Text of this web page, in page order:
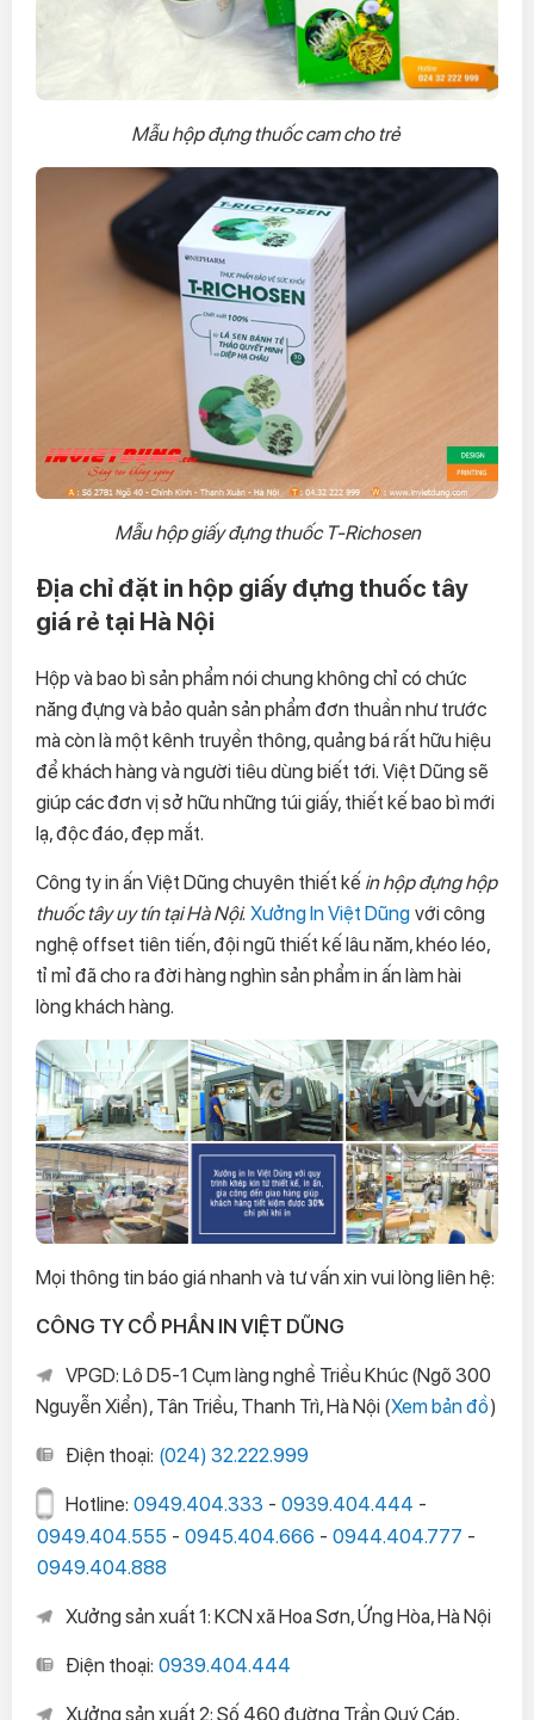
Mẫu hộp đựng thuốc cam cho trẻ
Mẫu hộp giấy đựng thuốc T-Richosen
Địa chỉ đặt in hộp giấy đựng thuốc tây
giá rẻ tại Hà Nội
Hộp và bao bì sản phẩm nói chung không chỉ có chức
năng đựng và bảo quản sản phẩm đơn thuần như trước
mà còn là một kênh truyền thông, quảng bá rất hữu hiệu
để khách hàng và người tiêu dùng biết tới. Việt Dũng sẽ
giúp các đơn vị sở hữu những túi giấy, thiết kế bao bì mới
lạ, độc đáo, đẹp mắt.
Công ty in ấn Việt Dũng chuyên thiết kế in hộp đựng hộp
thuốc tây uy tín tại Hà Nội. Xưởng In Việt Dũng với công
nghệ offset tiên tiến, đội ngũ thiết kế lâu năm, khéo léo,
tỉ mỉ đã cho ra đời hàng nghìn sản phẩm in ấn làm hài
lòng khách hàng.
Mọi thông tin báo giá nhanh và tư vấn xin vui lòng liên hệ:
CÔNG TY CỔ PHẦN IN VIỆT DŨNG
VPGD: Lô D5-1 Cụm làng nghề Triều Khúc (Ngõ 300
Nguyễn Xiển), Tân Triều, Thanh Trì, Hà Nội (Xem bản đồ)
Điện thoại: (024) 32.222.999
Hotline: 0949.404.333 - 0939.404.444 -
0949.404.555 - 0945.404.666 - 0944.404.777 -
0949.404.888
Xưởng sản xuất 1: KCN xã Hoa Sơn, Ứng Hòa, Hà Nội
Điện thoại: 0939.404.444
Xưởng sản xuất 2: Số 460 đường Trần Quý Cáp,